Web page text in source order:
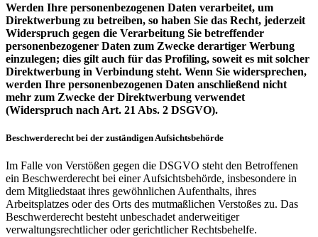
Werden Ihre personenbezogenen Daten verarbeitet, um
Direktwerbung zu betreiben, so haben Sie das Recht, jederzeit
Widerspruch gegen die Verarbeitung Sie betreffender
personenbezogener Daten zum Zwecke derartiger Werbung
einzulegen; dies gilt auch für das Profiling, soweit es mit solcher
Direktwerbung in Verbindung steht. Wenn Sie widersprechen,
werden Ihre personenbezogenen Daten anschließend nicht
mehr zum Zwecke der Direktwerbung verwendet
(Widerspruch nach Art. 21 Abs. 2 DSGVO).
Beschwerderecht bei der zuständigen Aufsichtsbehörde
Im Falle von Verstößen gegen die DSGVO steht den Betroffenen
ein Beschwerderecht bei einer Aufsichtsbehörde, insbesondere in
dem Mitgliedstaat ihres gewöhnlichen Aufenthalts, ihres
Arbeitsplatzes oder des Orts des mutmaßlichen Verstoßes zu. Das
Beschwerderecht besteht unbeschadet anderweitiger
verwaltungsrechtlicher oder gerichtlicher Rechtsbehelfe.